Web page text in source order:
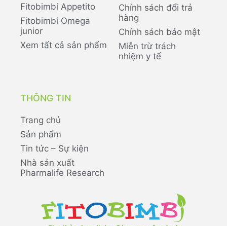
Fitobimbi Appetito
Fitobimbi Omega
junior
Xem tất cả sản phẩm
Chính sách đổi trả
hàng
Chính sách bảo mật
Miễn trừ trách
nhiệm y tế
THÔNG TIN
Trang chủ
Sản phẩm
Tin tức – Sự kiện
Nhà sản xuất
Pharmalife Research